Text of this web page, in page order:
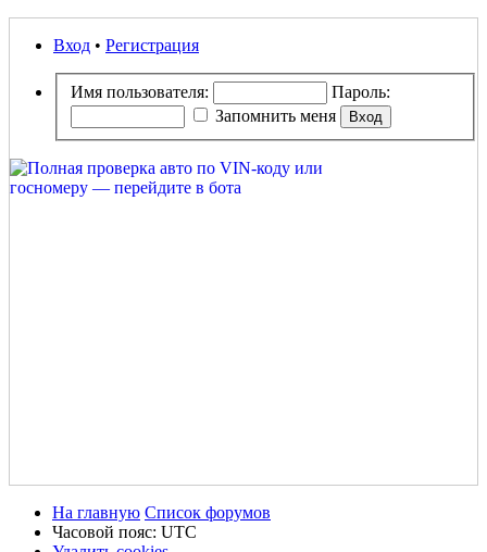
Вход • Регистрация
Имя пользователя:
Пароль:
Запомнить меня
На главную Список форумов
Часовой пояс: UTC